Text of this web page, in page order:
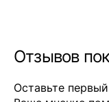
Отзывов
Оставьте